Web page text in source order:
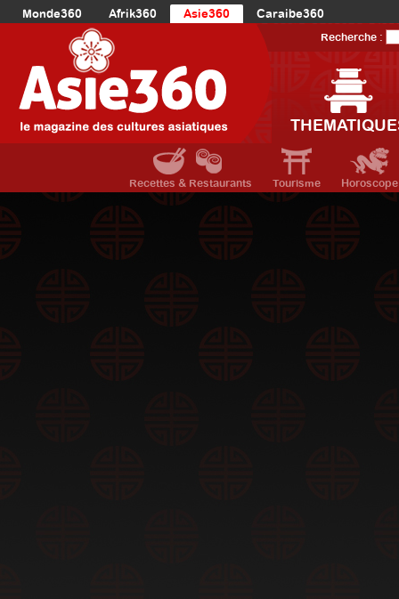
Monde360 Afrik360 Asie360
Caraibe360
Europe360
AmériqueDuNord360
Océanie360
Recherche :
Recettes & Restaurants Tourisme Horoscope